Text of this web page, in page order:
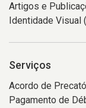
Artigos e
Identidade Visual
Serviços
Acordo de
Pagamento de